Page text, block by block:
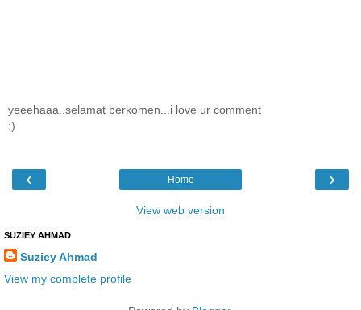
yeeehaaa..selamat berkomen...i love ur comment
:)
‹ ›
Home
View web version
SUZIEY AHMAD
Suziey Ahmad
View my complete profile